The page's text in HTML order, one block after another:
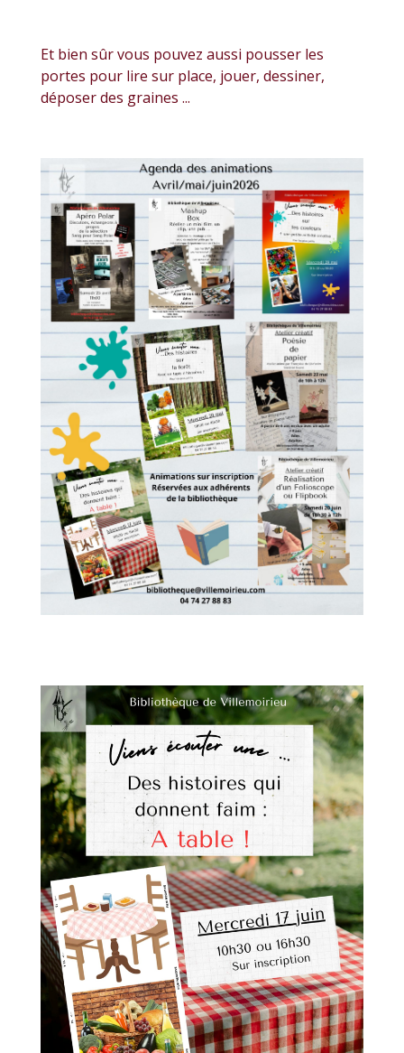
Et bien sûr vous pouvez aussi pousser les
portes pour lire sur place, jouer, dessiner,
déposer des graines ...